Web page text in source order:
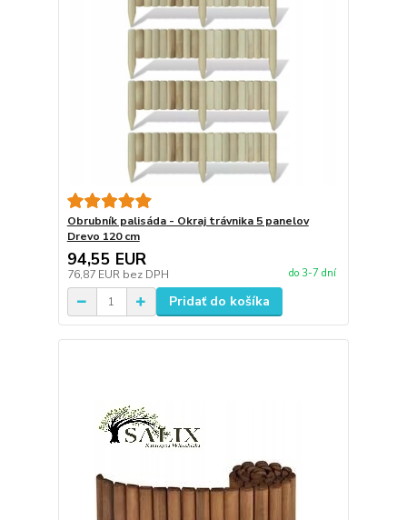
Obrubník palisáda - Okraj trávnika 5 panelov
Drevo 120 cm
94,55 EUR
76,87 EUR bez DPH do 3-7 dní
Pridať do košíka